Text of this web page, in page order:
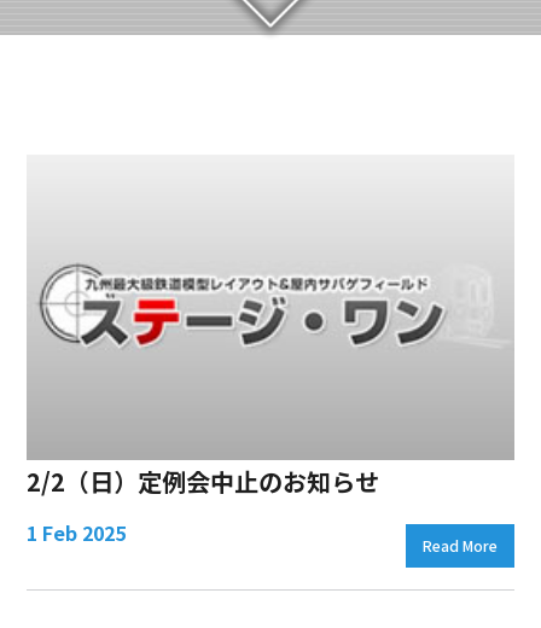
2/2（日）定例会中止のお知らせ
1 Feb 2025 Read More